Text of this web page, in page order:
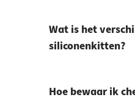
Wat is het
siliconenkitten?
Hoe bewaar ik